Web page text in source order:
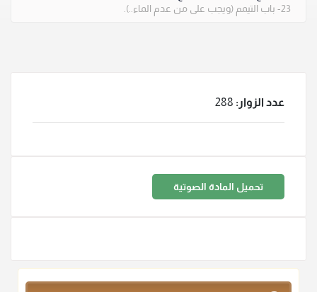
23- باب التيمم (ويجب على من عدم الماء..).
عدد الزوار: 288
تحميل المادة الصوتية